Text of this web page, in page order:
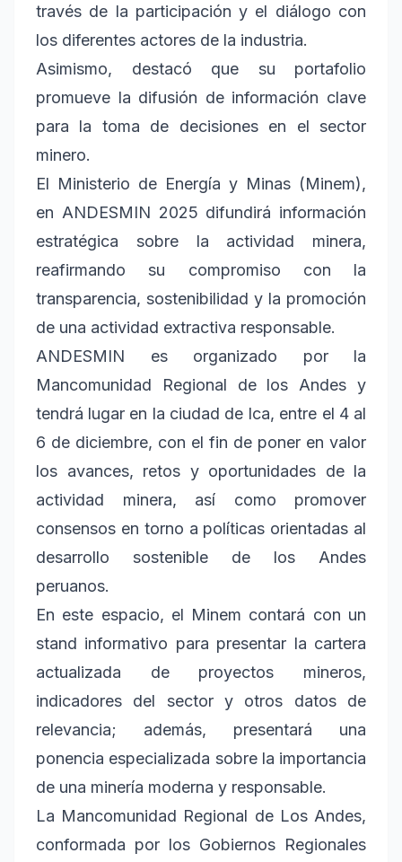
través de la participación y el diálogo con
los diferentes actores de la industria.
Asimismo, destacó que su portafolio
promueve la difusión de información clave
para la toma de decisiones en el sector
minero.
El Ministerio de Energía y Minas (Minem),
en ANDESMIN 2025 difundirá información
estratégica sobre la actividad minera,
reafirmando su compromiso con la
transparencia, sostenibilidad y la promoción
de una actividad extractiva responsable.
ANDESMIN es organizado por la
Mancomunidad Regional de los Andes y
tendrá lugar en la ciudad de Ica, entre el 4 al
6 de diciembre, con el fin de poner en valor
los avances, retos y oportunidades de la
actividad minera, así como promover
consensos en torno a políticas orientadas al
desarrollo sostenible de los Andes
peruanos.
En este espacio, el Minem contará con un
stand informativo para presentar la cartera
actualizada de proyectos mineros,
indicadores del sector y otros datos de
relevancia; además, presentará una
ponencia especializada sobre la importancia
de una minería moderna y responsable.
La Mancomunidad Regional de Los Andes,
conformada por los Gobiernos Regionales